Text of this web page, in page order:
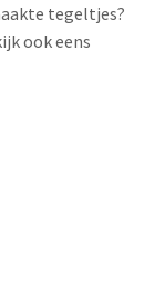
tegeltjes?
ook eens